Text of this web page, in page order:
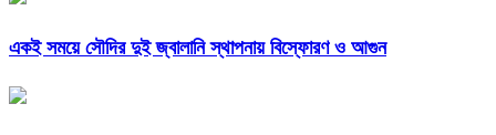
একই সময়ে সৌদির দুই জ্বালানি স্থাপনায় বিস্ফোরণ ও আগুন